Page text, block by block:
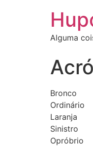
Alguma
Bronco
Ordinário
Laranja
Sinistro
Opróbrio